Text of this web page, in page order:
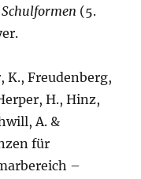
(5.
K., Freudenberg,
H., Hinz,
A. &
für
–